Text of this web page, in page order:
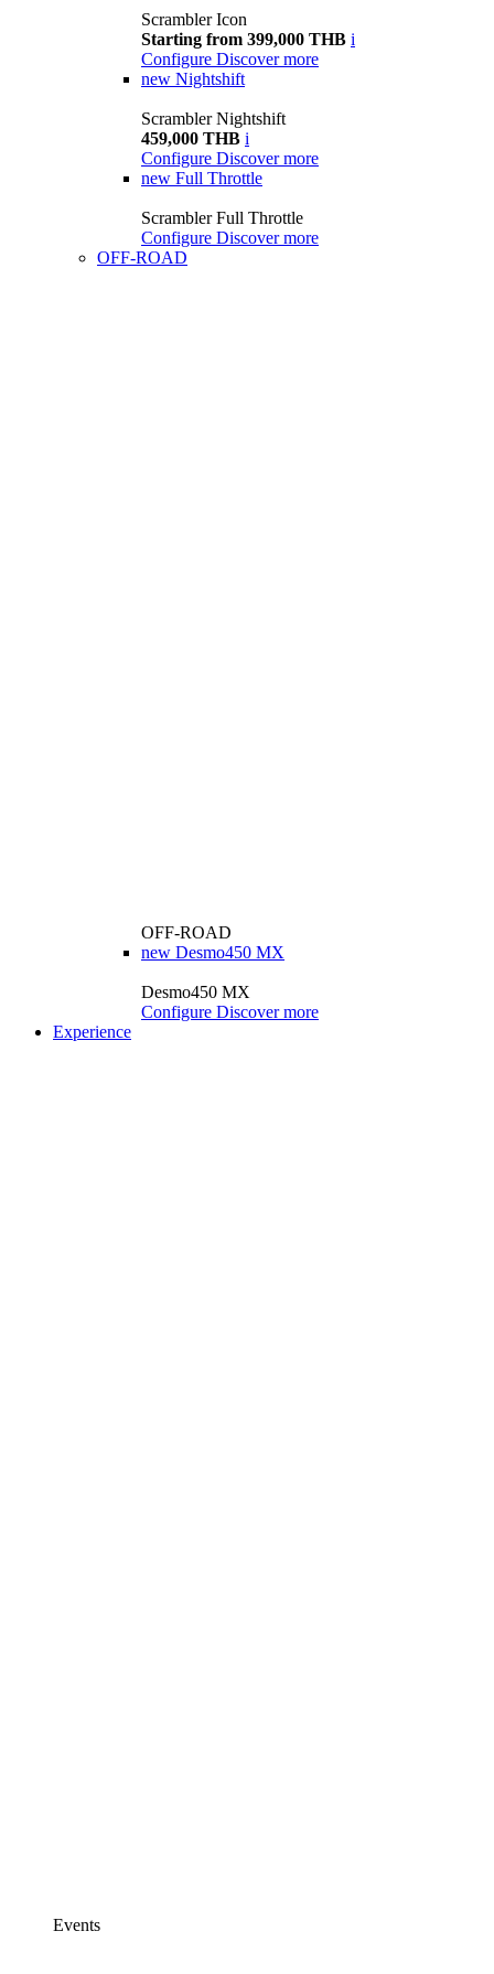
Scrambler Icon
Starting from 399,000 THB i
Configure Discover more
new Nightshift
Scrambler Nightshift
459,000 THB i
Configure Discover more
new Full Throttle
Scrambler Full Throttle
Configure Discover more
OFF-ROAD
OFF-ROAD
new Desmo450 MX
Desmo450 MX
Configure Discover more
Experience
Events